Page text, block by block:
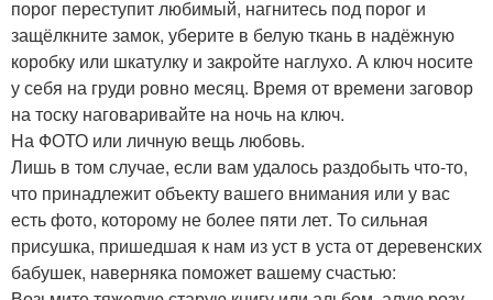
порог переступит любимый, нагнитесь под порог и
защёлкните замок, уберите в белую ткань в надёжную
коробку или шкатулку и закройте наглухо. А ключ носите
у себя на груди ровно месяц. Время от времени заговор
на тоску наговаривайте на ночь на ключ.
На ФОТО или личную вещь любовь.
Лишь в том случае, если вам удалось раздобыть что-то,
что принадлежит объекту вашего внимания или у вас
есть фото, которому не более пяти лет. То сильная
присушка, пришедшая к нам из уст в уста от деревенских
бабушек, наверняка поможет вашему счастью: